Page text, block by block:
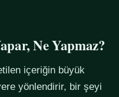
Ne Yapmaz?
içeriğin büyük
yönlendirir, bir şeyi